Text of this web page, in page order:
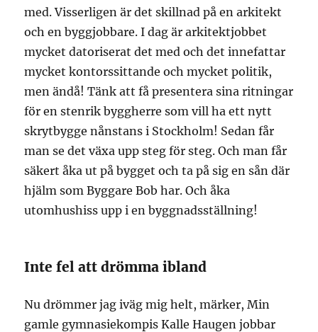
med. Visserligen är det skillnad på en arkitekt
och en byggjobbare. I dag är arkitektjobbet
mycket datoriserat det med och det innefattar
mycket kontorssittande och mycket politik,
men ändå! Tänk att få presentera sina ritningar
för en stenrik byggherre som vill ha ett nytt
skrytbygge nånstans i Stockholm! Sedan får
man se det växa upp steg för steg. Och man får
säkert åka ut på bygget och ta på sig en sån där
hjälm som Byggare Bob har. Och åka
utomhushiss upp i en byggnadsställning!
Inte fel att drömma ibland
Nu drömmer jag iväg mig helt, märker, Min
gamle gymnasiekompis Kalle Haugen jobbar